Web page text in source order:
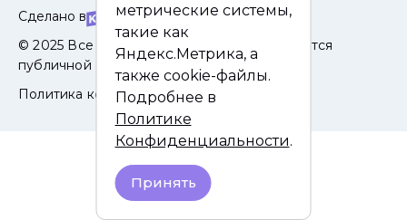
Сделано в
© 2025 Все права защищены. Сайт не является
публичной офертой.
Политика конфиденциальности
метрические системы,
такие как
Яндекс.Метрика, а
также cookie-файлы.
Подробнее в
Политике
Конфиденциальности.
Принять